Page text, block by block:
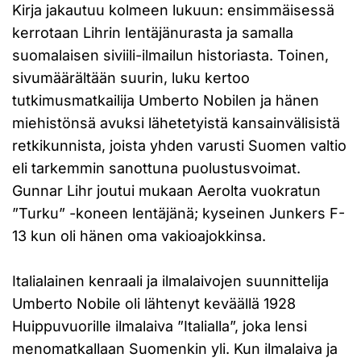
Kirja jakautuu kolmeen lukuun: ensimmäisessä
kerrotaan Lihrin lentäjänurasta ja samalla
suomalaisen siviili-ilmailun historiasta. Toinen,
sivumäärältään suurin, luku kertoo
tutkimusmatkailija Umberto Nobilen ja hänen
miehistönsä avuksi lähetetyistä kansainvälisistä
retkikunnista, joista yhden varusti Suomen valtio
eli tarkemmin sanottuna puolustusvoimat.
Gunnar Lihr joutui mukaan Aerolta vuokratun
”Turku” -koneen lentäjänä; kyseinen Junkers F-
13 kun oli hänen oma vakioajokkinsa.
Italialainen kenraali ja ilmalaivojen suunnittelija
Umberto Nobile oli lähtenyt keväällä 1928
Huippuvuorille ilmalaiva ”Italialla”, joka lensi
menomatkallaan Suomenkin yli. Kun ilmalaiva ja